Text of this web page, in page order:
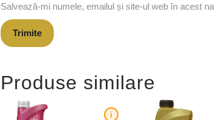
Salvează-mi numele, emailul și site-ul web în acest
Produse similare
i